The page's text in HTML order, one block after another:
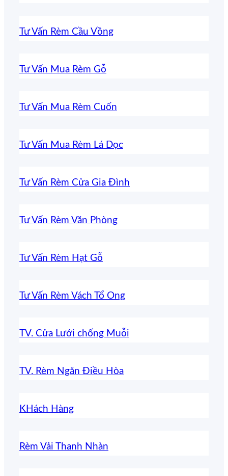
Tư Vấn Rèm Cầu Vồng
Tư Vấn Mua Rèm Gỗ
Tư Vấn Mua Rèm Cuốn
Tư Vấn Mua Rèm Lá Dọc
Tư Vấn Rèm Cửa Gia Đình
Tư Vấn Rèm Văn Phòng
Tư Vấn Rèm Hạt Gỗ
Tư Vấn Rèm Vách Tổ Ong
TV. Cửa Lưới chống Muỗi
TV. Rèm Ngăn Điều Hòa
KHách Hàng
Rèm Vải Thanh Nhàn